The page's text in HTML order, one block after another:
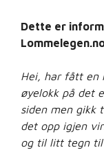
Dette er
Hei, har fått en
øyelokk på det
siden men gikk
det opp igjen
og til litt tegn til